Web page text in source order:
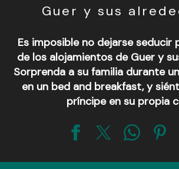
Guer y sus
Es imposible no dejarse seducir
de los alojamientos de Guer y
Sorprenda a su familia durante
en un bed and breakfast, y
príncipe en su propia